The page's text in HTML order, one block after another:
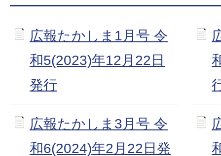
広報たかしま1月号 令
和5(2023)年12月22日
発行
広報たかしま3月号 令
和6(2024)年2月22日発